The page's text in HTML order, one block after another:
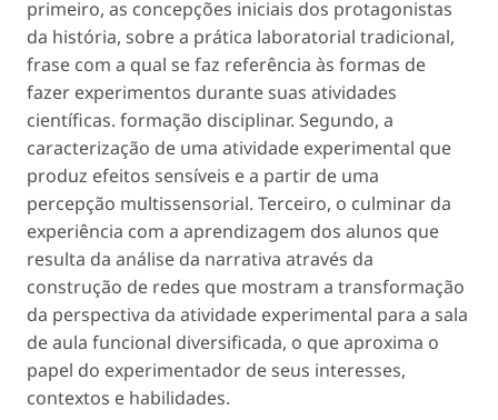
primeiro, as concepções iniciais dos protagonistas
da história, sobre a prática laboratorial tradicional,
frase com a qual se faz referência às formas de
fazer experimentos durante suas atividades
científicas. formação disciplinar. Segundo, a
caracterização de uma atividade experimental que
produz efeitos sensíveis e a partir de uma
percepção multissensorial. Terceiro, o culminar da
experiência com a aprendizagem dos alunos que
resulta da análise da narrativa através da
construção de redes que mostram a transformação
da perspectiva da atividade experimental para a sala
de aula funcional diversificada, o que aproxima o
papel do experimentador de seus interesses,
contextos e habilidades.